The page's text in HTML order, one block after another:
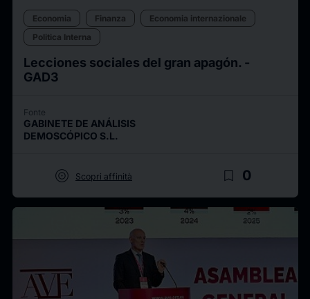
Economia Finanza
Economia internazionale
Politica Interna
Lecciones sociales del gran apagón. -
GAD3
Fonte
GABINETE DE ANÁLISIS
DEMOSCÓPICO S.L.
target Scopri affinità bookmark_border 0